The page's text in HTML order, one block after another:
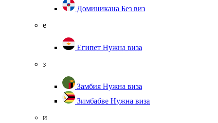
Доминикана Без виз
е
Египет Нужна виза
з
Замбия Нужна виза
Зимбабве Нужна виза
и